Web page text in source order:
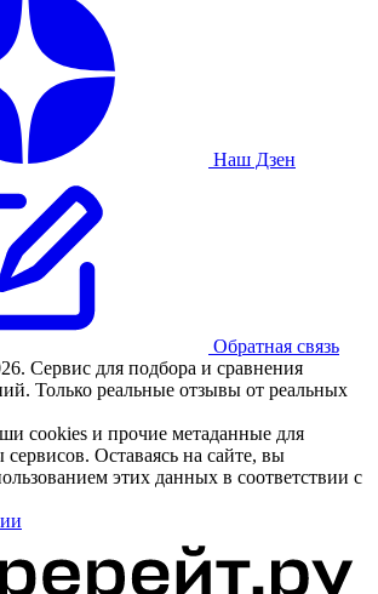
Наш Дзен
Обратная связь
Сервис для подбора и сравнения
Только реальные отзывы от реальных
cookies и прочие метаданные для
сервисов. Оставаясь на сайте, вы
этих данных в соответствии с